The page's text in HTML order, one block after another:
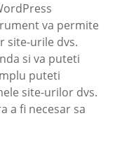
va permite
site-urile dvs.
si va puteti
puteti
site-urilor dvs.
a fi necesar sa